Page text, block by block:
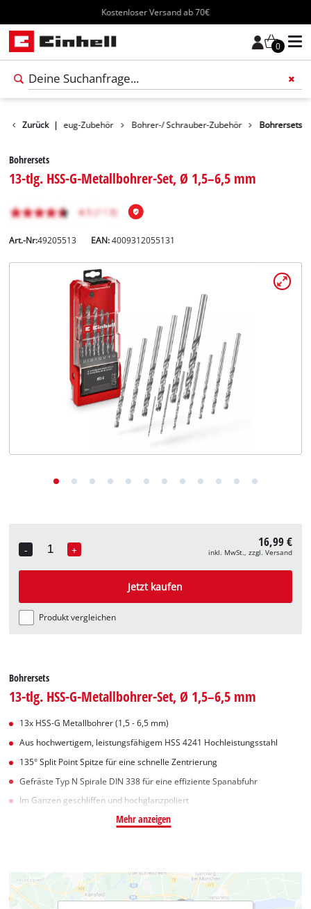
Kostenloser Versand ab 70€
0
Deutsch
Zurück |
Werkzeug-Zubehör Bohrer-/ Schrauber-Zubehör Bohrersets
Bohrersets
13-tlg. HSS-G-Metallbohrer-Set, Ø 1,5–6,5 mm
Art.-Nr:49205513 EAN:4009312055131
-
Quantity
+ 16,99 €
inkl. MwSt., zzgl. Versand
Jetzt kaufen
Produkt vergleichen
Bohrersets
13-tlg. HSS-G-Metallbohrer-Set, Ø 1,5–6,5 mm
13x HSS-G Metallbohrer (1,5 - 6,5 mm)
Aus hochwertigem, leistungsfähigem HSS 4241 Hochleistungsstahl
135° Split Point Spitze für eine schnelle Zentrierung
Gefräste Typ N Spirale DIN 338 für eine effiziente Spanabfuhr
Im Ganzen geschliffen und hochglanzpoliert
Mehr anzeigen